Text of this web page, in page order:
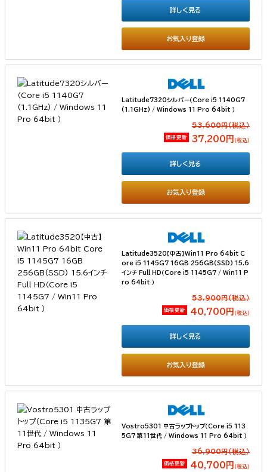
お気入り登録
詳しく見る
Latitude7320シルバー（Core i5 1140G7
(1.1GHz) / Windows 11 Pro 64bit ）
53,600円(税込）
価格更新 37,200円 （税込）
お気入り登録
詳しく見る
Latitude3520【中古】Win11 Pro 64bit C
ore i5 1145G7 16GB 256GB(SSD) 15.6
インチ Full HD（Core i5 1145G7 / Win11 P
ro 64bit ）
53,900円(税込）
価格更新 40,700円 （税込）
お気入り登録
詳しく見る
Vostro5301 中古ラップトップ（Core i5 113
5G7 第11世代 / Windows 11 Pro 64bit ）
36,900円(税込）
価格更新 40,700円 （税込）